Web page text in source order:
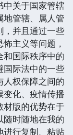
中关于国家管辖
地管辖、属人管
，并且通过一些
主义等问题，
和国际秩序中的
国际法中的一些
人权保障之间的
变化、疫情传播
材版的优势在于
随时随地在我的
进行复制、粘贴